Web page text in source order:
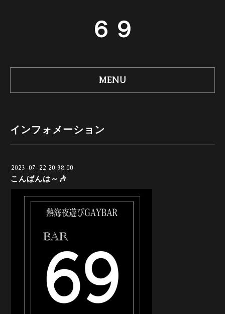
６９
MENU
インフォメーション
2023-07-22 20:38:00
こんばんは～🎶